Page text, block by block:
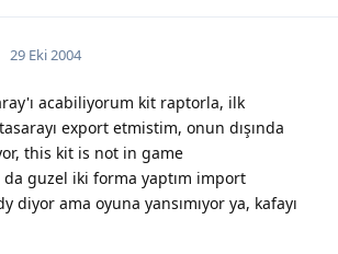
29 Eki 2004
acabiliyorum kit raptorla, ilk
export etmistim, onun dışında
this kit is not in game
da guzel iki forma yaptım import
diyor ama oyuna yansımıyor ya, kafayı